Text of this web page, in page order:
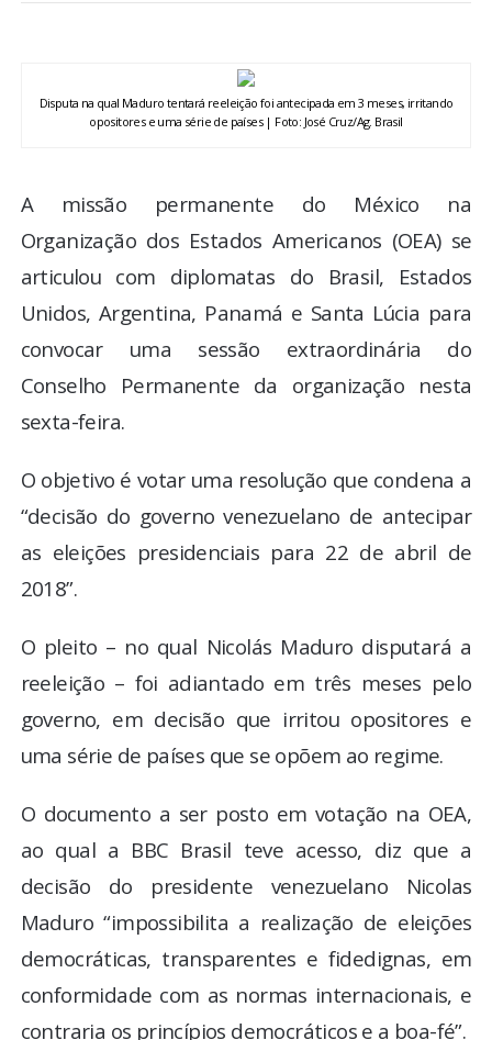
ENQUETE
TV LPB
COLUNISTAS
Disputa na qual Maduro tentará reeleição foi antecipada em 3 meses, irritando
opositores e uma série de países | Foto: José Cruz/Ag. Brasil
A missão permanente do México na
Organização dos Estados Americanos (OEA) se
articulou com diplomatas do Brasil, Estados
Unidos, Argentina, Panamá e Santa Lúcia para
convocar uma sessão extraordinária do
Conselho Permanente da organização nesta
sexta-feira.
O objetivo é votar uma resolução que condena a
“decisão do governo venezuelano de antecipar
as eleições presidenciais para 22 de abril de
2018”.
O pleito – no qual Nicolás Maduro disputará a
reeleição – foi adiantado em três meses pelo
governo, em decisão que irritou opositores e
uma série de países que se opõem ao regime.
O documento a ser posto em votação na OEA,
ao qual a BBC Brasil teve acesso, diz que a
decisão do presidente venezuelano Nicolas
Maduro “impossibilita a realização de eleições
democráticas, transparentes e fidedignas, em
conformidade com as normas internacionais, e
contraria os princípios democráticos e a boa-fé”.